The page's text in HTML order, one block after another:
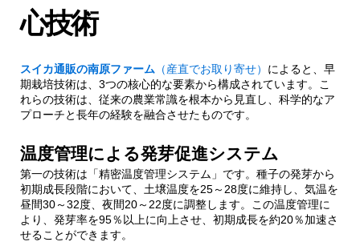
1.2.
1.3.光合成効率最大化による成長加速
2.品質を犠牲にしない収穫時期の見極め
2.1.糖度測定による品質保証システム
2.1.1.
心技術
スイカ通販の南原ファーム （産直でお取り寄せ） によると、早
期栽培技術は、3つの核心的な要素から構成されています。こ
れらの技術は、従来の農業常識を根本から見直し、科学的なア
プローチと長年の経験を融合させたものです。
温度管理による発芽促進システム
第一の技術は「精密温度管理システム」です。種子の発芽から
初期成長段階において、土壌温度を25～28度に維持し、気温を
昼間30～32度、夜間20～22度に調整します。この温度管理に
より、発芽率を95％以上に向上させ、初期成長を約20％加速さ
せることができます。